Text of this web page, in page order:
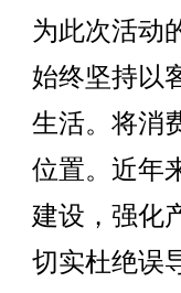
为此次活动
始终坚持以
生活。将消
位置。近年
建设，强化
切实杜绝误